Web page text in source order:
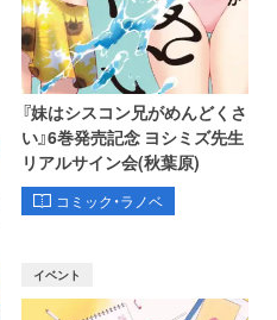
『妹はシスコン兄がめんどくさ
い』6巻発売記念 ヨシミズ先生
リアルサイン会(秋葉原)
コミック・ラノベ
イベント